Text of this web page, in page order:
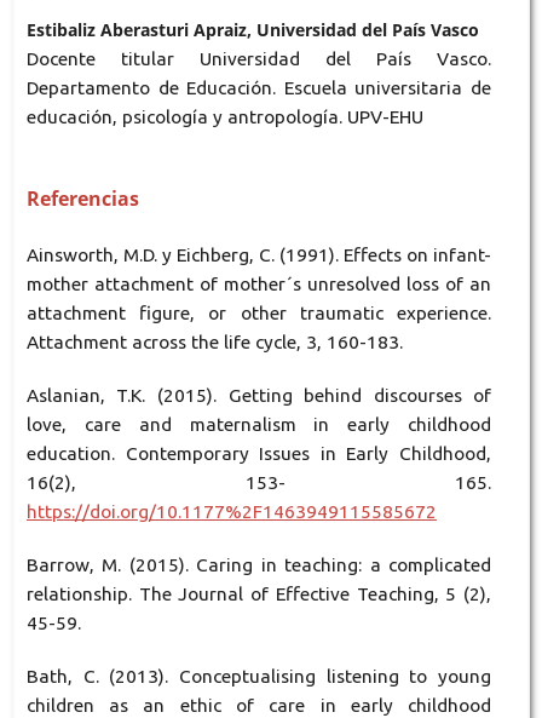
Estibaliz Aberasturi Apraiz, Universidad del País Vasco
Docente titular Universidad del País Vasco.
Departamento de Educación. Escuela universitaria de
educación, psicología y antropología. UPV-EHU
Referencias
Ainsworth, M.D. y Eichberg, C. (1991). Effects on infant-
mother attachment of mother´s unresolved loss of an
attachment figure, or other traumatic experience.
Attachment across the life cycle, 3, 160-183.
Aslanian, T.K. (2015). Getting behind discourses of
love, care and maternalism in early childhood
education. Contemporary Issues in Early Childhood,
16(2), 153- 165.
https://doi.org/10.1177%2F1463949115585672
Barrow, M. (2015). Caring in teaching: a complicated
relationship. The Journal of Effective Teaching, 5 (2),
45-59.
Bath, C. (2013). Conceptualising listening to young
children as an ethic of care in early childhood